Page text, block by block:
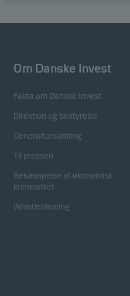
Om Danske Invest
Fakta om Danske Invest
Direktion og bestyrelse
Generalforsamling
Til pressen
Bekæmpelse af økonomisk
kriminalitet
Whistleblowing